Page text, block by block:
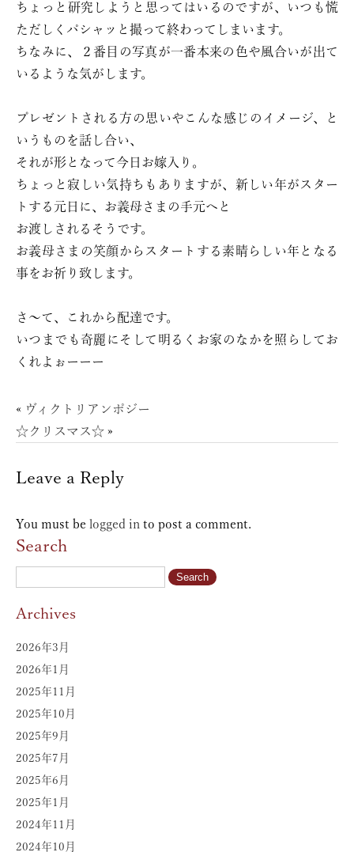
ちょっと研究しようと思ってはいるのですが、いつも慌
ただしくパシャッと撮って終わってしまいます。
ちなみに、２番目の写真が一番本来の色や風合いが出て
いるような気がします。
プレゼントされる方の思いやこんな感じのイメージ、と
いうものを話し合い、
それが形となって今日お嫁入り。
ちょっと寂しい気持ちもありますが、新しい年がスター
トする元日に、お義母さまの手元へと
お渡しされるそうです。
お義母さまの笑顔からスタートする素晴らしい年となる
事をお祈り致します。
さ〜て、これから配達です。
いつまでも奇麗にそして明るくお家のなかを照らしてお
くれよぉーーー
« ヴィクトリアンポジー
☆クリスマス☆ »
Leave a Reply
You must be logged in to post a comment.
Search
Archives
2026年3月
2026年1月
2025年11月
2025年10月
2025年9月
2025年7月
2025年6月
2025年1月
2024年11月
2024年10月